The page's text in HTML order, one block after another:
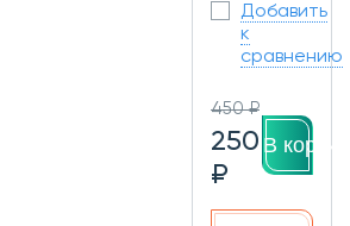
Добавить
к
сравнению
450 ₽
250
₽
В